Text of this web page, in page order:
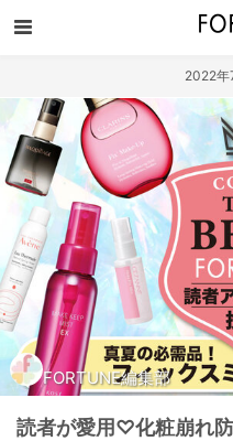
2022年
FORTUNE編集部
読者が愛用♡化粧崩れ